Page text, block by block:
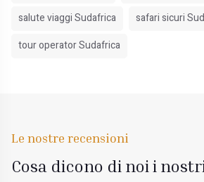
salute viaggi Sudafrica
safari sicuri
tour operator Sudafrica
Le nostre recensioni
Cosa dicono di noi i